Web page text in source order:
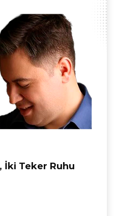
İki Teker Ruhu